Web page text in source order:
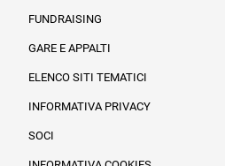
FUNDRAISING
GARE E APPALTI
ELENCO SITI TEMATICI
INFORMATIVA PRIVACY
SOCI